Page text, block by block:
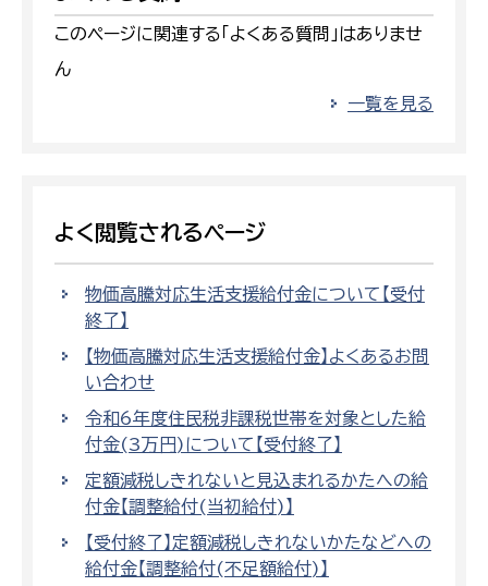
このページに関連する「よくある質問」はありませ
ん
一覧を見る
よく閲覧されるページ
物価高騰対応生活支援給付金について【受付
終了】
【物価高騰対応生活支援給付金】よくあるお問
い合わせ
令和6年度住民税非課税世帯を対象とした給
付金(3万円)について【受付終了】
定額減税しきれないと見込まれるかたへの給
付金【調整給付(当初給付)】
【受付終了】定額減税しきれないかたなどへの
給付金【調整給付(不足額給付)】